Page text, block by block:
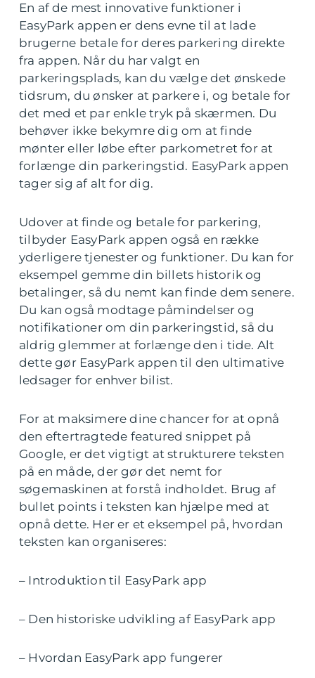
En af de mest innovative funktioner i
EasyPark appen er dens evne til at lade
brugerne betale for deres parkering direkte
fra appen. Når du har valgt en
parkeringsplads, kan du vælge det ønskede
tidsrum, du ønsker at parkere i, og betale for
det med et par enkle tryk på skærmen. Du
behøver ikke bekymre dig om at finde
mønter eller løbe efter parkometret for at
forlænge din parkeringstid. EasyPark appen
tager sig af alt for dig.
Udover at finde og betale for parkering,
tilbyder EasyPark appen også en række
yderligere tjenester og funktioner. Du kan for
eksempel gemme din billets historik og
betalinger, så du nemt kan finde dem senere.
Du kan også modtage påmindelser og
notifikationer om din parkeringstid, så du
aldrig glemmer at forlænge den i tide. Alt
dette gør EasyPark appen til den ultimative
ledsager for enhver bilist.
For at maksimere dine chancer for at opnå
den eftertragtede featured snippet på
Google, er det vigtigt at strukturere teksten
på en måde, der gør det nemt for
søgemaskinen at forstå indholdet. Brug af
bullet points i teksten kan hjælpe med at
opnå dette. Her er et eksempel på, hvordan
teksten kan organiseres:
– Introduktion til EasyPark app
– Den historiske udvikling af EasyPark app
– Hvordan EasyPark app fungerer